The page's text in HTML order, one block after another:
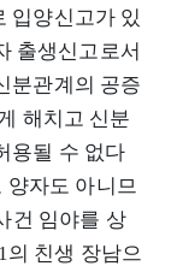
입양신고가 있
출생신고로서
분관계의 공증
해치고 신분
용될 수 없다
양자도 아니므
건 임야를 상
의 친생 장남으